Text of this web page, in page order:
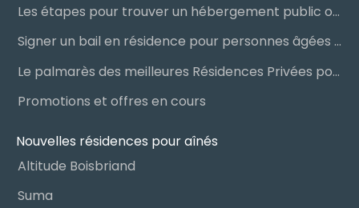
Les étapes pour trouver un hébergement public ou privé
Signer un bail en résidence pour personnes âgées (RPA) : ce qu’il faut savoir
Le palmarès des meilleures Résidences Privées pour Aînés (RPA)
Promotions et offres en cours
Nouvelles résidences pour aînés
Altitude Boisbriand
Suma